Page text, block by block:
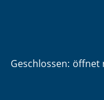
Klicken, um weitere
Geschlossen: öffnet